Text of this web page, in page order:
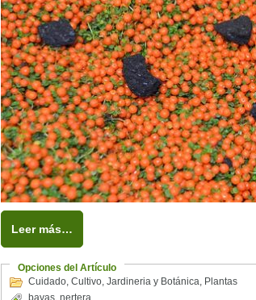
Leer más…
Opciones del Artículo
Cuidado, Cultivo, Jardineria y Botánica, Plantas
bayas, nertera